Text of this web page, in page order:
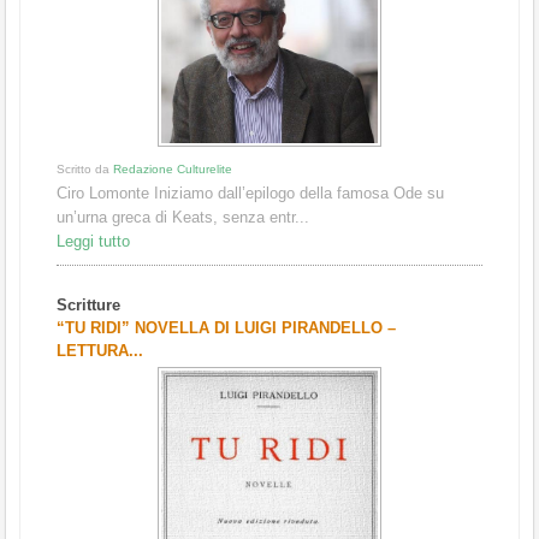
Scritto da Redazione Culturelite
Ciro Lomonte Iniziamo dall’epilogo della famosa Ode su
un’urna greca di Keats, senza entr...
Leggi tutto
Scritture
“TU RIDI” NOVELLA DI LUIGI PIRANDELLO –
LETTURA...